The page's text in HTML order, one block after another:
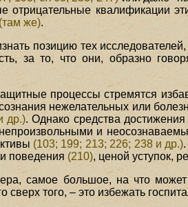
квалификации
(там же).
позицию тех
за то, что они, образно
процессы стремятся
нежелательных или
др.). Однако средства
и
(103; 199; 213; 226; 238 и др.)
поведения(210), ценой уступок,
самое большое, на что
того, – это избежать